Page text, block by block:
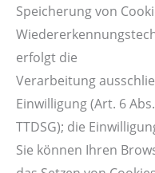
Speicherung von
erfolgt die
Verarbeitung
Einwilligung (Art. 6
TTDSG); die
Sie können Ihren